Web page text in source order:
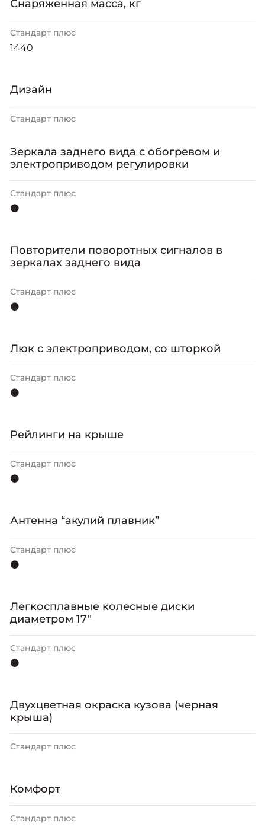
Снаряженная масса, кг
Стандарт плюс
1440
Дизайн
Стандарт плюс
Зеркала заднего вида с обогревом и
электроприводом регулировки
Стандарт плюс
⚫
Повторители поворотных сигналов в
зеркалах заднего вида
Стандарт плюс
⚫
Люк с электроприводом, со шторкой
Стандарт плюс
⚫
Рейлинги на крыше
Стандарт плюс
⚫
Антенна “акулий плавник”
Стандарт плюс
⚫
Легкосплавные колесные диски
диаметром 17"
Стандарт плюс
⚫
Двухцветная окраска кузова (черная
крыша)
Стандарт плюс
Комфорт
Стандарт плюс